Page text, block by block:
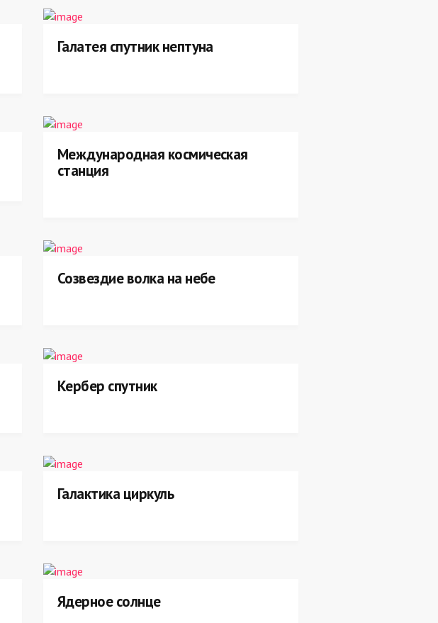
Галатея спутник нептуна
Международная космическая
станция
Созвездие волка на небе
Кербер спутник
Галактика циркуль
Ядерное солнце